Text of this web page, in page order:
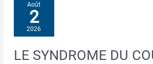
Août
2
2026
LE SYNDROME DU
Le